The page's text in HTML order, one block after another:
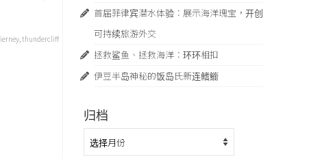
,thundercliff
首届菲律宾潜水体验：展示海洋瑰宝，开创
可持续旅游外交
拯救鲨鱼、拯救海洋：环环相扣
伊豆半岛神秘的饭岛氏新连鳍䲗
归档
档